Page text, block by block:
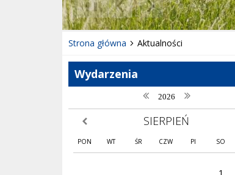
Poprzedni Element
Następny Element
❚❚
Strona główna Aktualności
Wydarzenia
poprzedni rok
2026 następny rok
poprzedni miesiąc SIERPIEŃ
PON WT ŚR CZW PI SO